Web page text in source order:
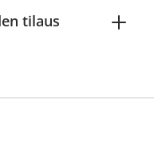
tilaus